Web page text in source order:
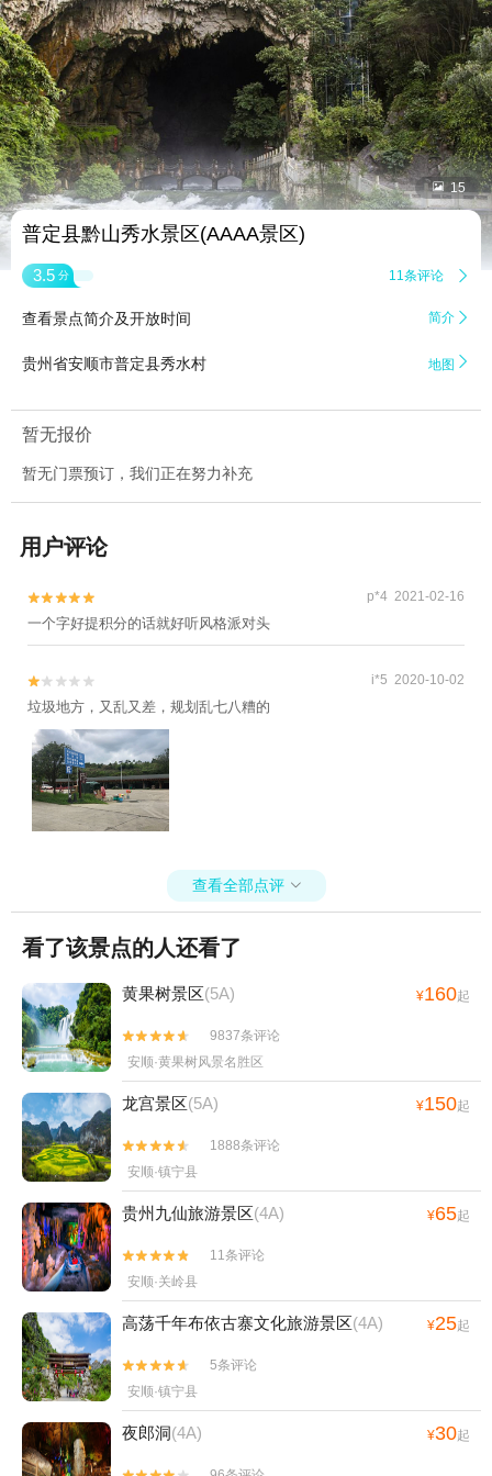
 15
普定县黔山秀水景区(AAAA景区)
3.5 分 11条评论 
查看景点简介及开放时间 简介 
贵州省安顺市普定县秀水村 地图 
暂无报价
暂无门票预订，我们正在努力补充
用户评论

 p*4 2021-02-16
一个字好提积分的话就好听风格派对头

 i*5 2020-10-02
垃圾地方，又乱又差，规划乱七八糟的
查看全部点评 
看了该景点的人还看了
黄果树景区(5A) ¥160起


9837条评论
安顺·黄果树风景名胜区
龙宫景区(5A) ¥150起


1888条评论
安顺·镇宁县
贵州九仙旅游景区(4A) ¥65起


11条评论
安顺·关岭县
高荡千年布依古寨文化旅游景区(4A) ¥25起


5条评论
安顺·镇宁县
夜郎洞(4A) ¥30起
